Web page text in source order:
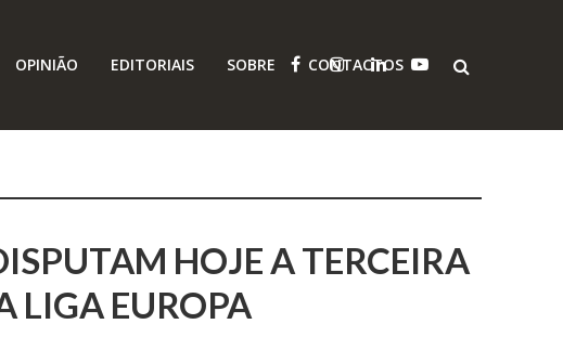
OPINIÃO EDITORIAIS SOBRE CONTACTOS
HOJE A TERCEIRA
LIGA EUROPA